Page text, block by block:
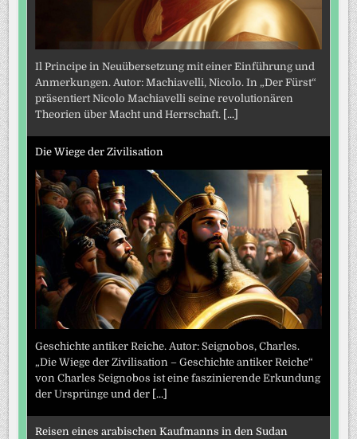
Il Principe in Neuübersetzung mit einer Einführung und
Anmerkungen. Autor: Machiavelli, Nicolo. In „Der Fürst“
präsentiert Nicolo Machiavelli seine revolutionären
Theorien über Macht und Herrschaft. [...]
Die Wiege der Zivilisation
Geschichte antiker Reiche. Autor: Seignobos, Charles.
„Die Wiege der Zivilisation – Geschichte antiker Reiche“
von Charles Seignobos ist eine faszinierende Erkundung
der Ursprünge und der [...]
Reisen eines arabischen Kaufmanns in den Sudan